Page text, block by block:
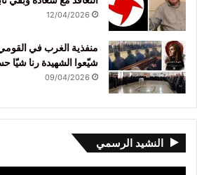
12/04/2026
منفذية الغرب في
شيّعوا الشهيدة رنا شيّا
09/04/2026
النشيد الرسمي